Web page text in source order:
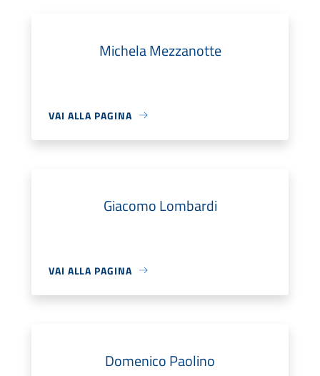
Michela Mezzanotte
VAI ALLA PAGINA
Giacomo Lombardi
VAI ALLA PAGINA
Domenico Paolino